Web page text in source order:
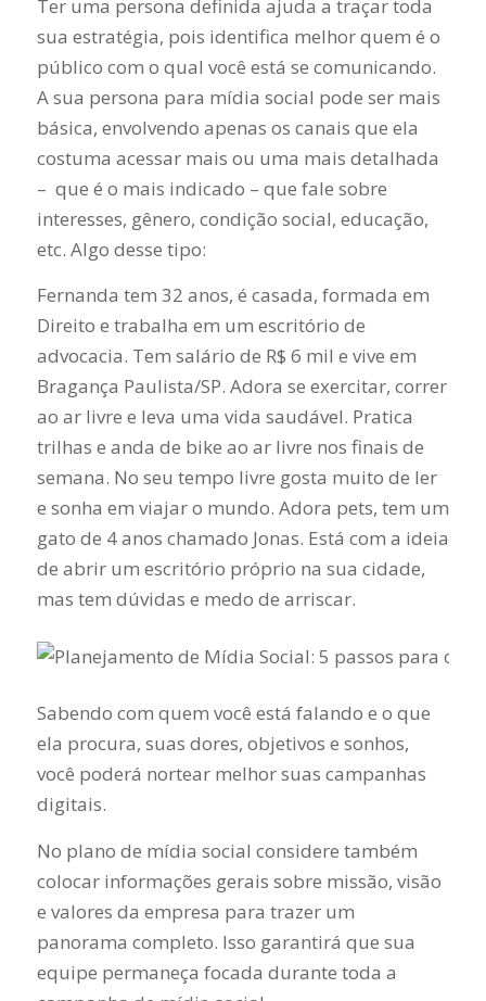
Ter uma persona definida ajuda a traçar toda
sua estratégia, pois identifica melhor quem é o
público com o qual você está se comunicando.
A sua persona para mídia social pode ser mais
básica, envolvendo apenas os canais que ela
costuma acessar mais ou uma mais detalhada
– que é o mais indicado – que fale sobre
interesses, gênero, condição social, educação,
etc. Algo desse tipo:
Fernanda tem 32 anos, é casada, formada em
Direito e trabalha em um escritório de
advocacia. Tem salário de R$ 6 mil e vive em
Bragança Paulista/SP. Adora se exercitar, correr
ao ar livre e leva uma vida saudável. Pratica
trilhas e anda de bike ao ar livre nos finais de
semana. No seu tempo livre gosta muito de ler
e sonha em viajar o mundo. Adora pets, tem um
gato de 4 anos chamado Jonas. Está com a ideia
de abrir um escritório próprio na sua cidade,
mas tem dúvidas e medo de arriscar.
Sabendo com quem você está falando e o que
ela procura, suas dores, objetivos e sonhos,
você poderá nortear melhor suas campanhas
digitais.
No plano de mídia social considere também
colocar informações gerais sobre missão, visão
e valores da empresa para trazer um
panorama completo. Isso garantirá que sua
equipe permaneça focada durante toda a